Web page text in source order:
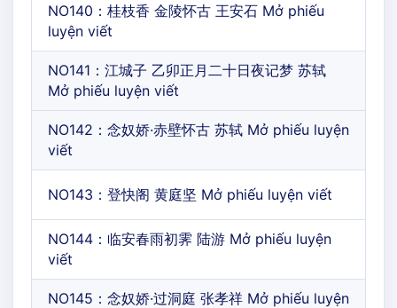
NO140：桂枝香 金陵怀古 王安石 Mở phiếu
luyện viết
NO141：江城子 乙卯正月二十日夜记梦 苏轼
Mở phiếu luyện viết
NO142：念奴娇·赤壁怀古 苏轼 Mở phiếu luyện
viết
NO143：登快阁 黄庭坚 Mở phiếu luyện viết
NO144：临安春雨初霁 陆游 Mở phiếu luyện
viết
NO145：念奴娇·过洞庭 张孝祥 Mở phiếu luyện